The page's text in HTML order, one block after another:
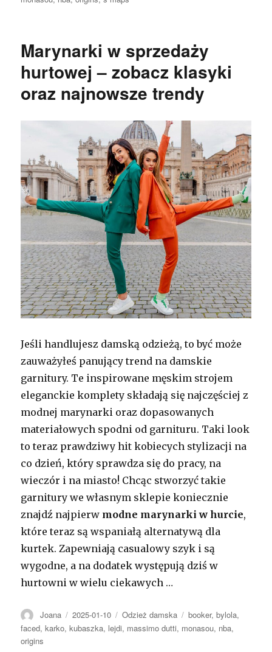
Marynarki w sprzedaży
hurtowej – zobacz klasyki
oraz najnowsze trendy
Jeśli handlujesz damską odzieżą, to być może
zauważyłeś panujący trend na damskie
garnitury. Te inspirowane męskim strojem
eleganckie komplety składają się najczęściej z
modnej marynarki oraz dopasowanych
materiałowych spodni od garnituru. Taki look
to teraz prawdziwy hit kobiecych stylizacji na
co dzień, który sprawdza się do pracy, na
wieczór i na miasto! Chcąc stworzyć takie
garnitury we własnym sklepie koniecznie
znajdź najpierw modne marynarki w hurcie,
które teraz są wspaniałą alternatywą dla
kurtek. Zapewniają casualowy szyk i są
wygodne, a na dodatek występują dziś w
hurtowni w wielu ciekawych …
Autor
Joana Opublikowano
2025-01-10 Kategorie
Odzież damska Tagi
booker,bylola,
faced,karko,kubaszka, lejdi, massimo dutti, monasou, nba,
origins